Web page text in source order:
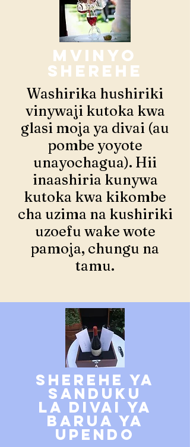
Mvinyo
Sherehe
Washirika hushiriki
vinywaji kutoka kwa
glasi moja ya divai (au
pombe yoyote
unayochagua). Hii
inaashiria kunywa
kutoka kwa kikombe
cha uzima na kushiriki
uzoefu wake wote
pamoja, chungu na
tamu.
Sherehe ya
sanduku
la divai ya
barua ya
upendo